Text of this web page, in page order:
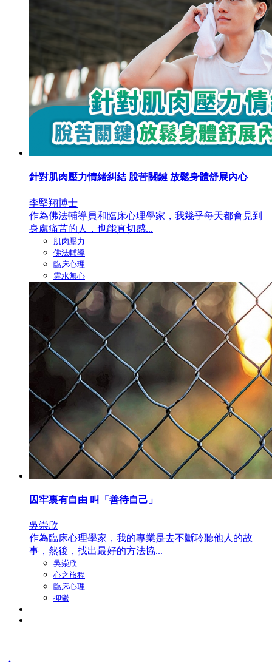
針對肌肉壓力情緒糾結 脫苦關鍵 放鬆身體舒展內心
李堅翔博士
作為佛法輔導員和臨床心理學家，我幾乎每天都會見到
身處痛苦的人，也能真切感...
肌肉壓力
佛法輔導
臨床心理
雲水無心
囚牢裏有自由 叫「善待自己」
吳崇欣
作為臨床心理學家，我的專業是去不斷聆聽他人的故
事，然後，找出最好的方法協...
吳崇欣
心之旅程
臨床心理
抑鬱